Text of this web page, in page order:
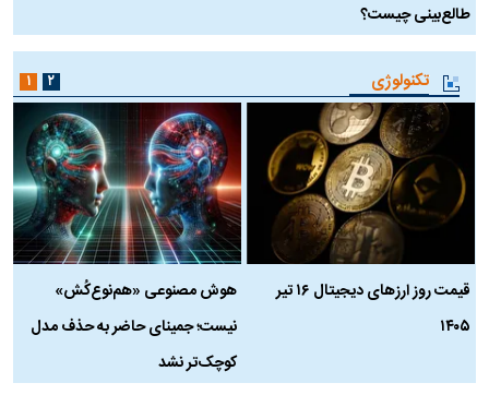
طالع‌بینی چیست؟
تکنولوژی
قیمت روز ارز‌های دیجیتال ۱۶ تیر
۱۴۰۵
هوش مصنوعی «هم‌نوع‌کُش»
نیست؛ جمینای حاضر به حذف مدل
کوچک‌تر نشد
۱ ۲